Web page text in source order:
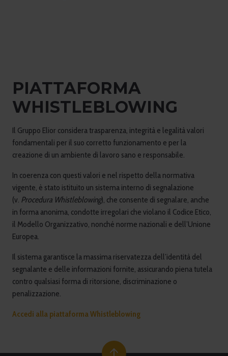
PIATTAFORMA
WHISTLEBLOWING
Il Gruppo Elior considera trasparenza, integrità e legalità valori
fondamentali per il suo corretto funzionamento e per la
creazione di un ambiente di lavoro sano e responsabile.
In coerenza con questi valori e nel rispetto della normativa
vigente, è stato istituito un sistema interno di segnalazione
(v. Procedura Whistleblowing), che consente di segnalare, anche
in forma anonima, condotte irregolari che violano il Codice Etico,
il Modello Organizzativo, nonché norme nazionali e dell’Unione
Europea.
Il sistema garantisce la massima riservatezza dell’identità del
segnalante e delle informazioni fornite, assicurando piena tutela
contro qualsiasi forma di ritorsione, discriminazione o
penalizzazione.
Accedi alla piattaformaWhistleblowing